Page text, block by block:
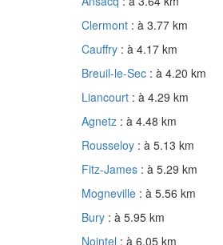
Clermont : à 3.77 km
Cauffry : à 4.17 km
Breuil-le-Sec : à 4.20 km
Liancourt : à 4.29 km
Agnetz : à 4.48 km
Rousseloy : à 5.13 km
Fitz-James : à 5.29 km
Mogneville : à 5.56 km
Bury : à 5.95 km
Nointel : à 6.05 km